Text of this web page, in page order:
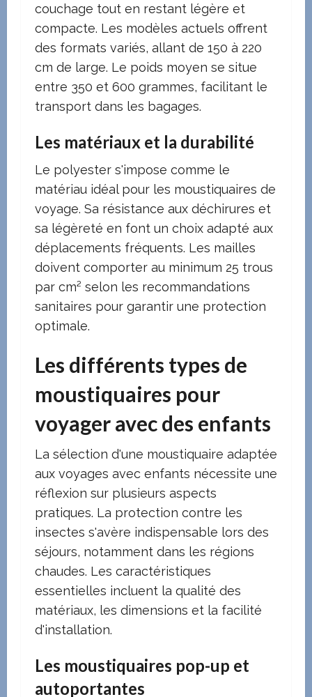
couchage tout en restant légère et
compacte. Les modèles actuels offrent
des formats variés, allant de 150 à 220
cm de large. Le poids moyen se situe
entre 350 et 600 grammes, facilitant le
transport dans les bagages.
Les matériaux et la durabilité
Le polyester s'impose comme le
matériau idéal pour les moustiquaires de
voyage. Sa résistance aux déchirures et
sa légèreté en font un choix adapté aux
déplacements fréquents. Les mailles
doivent comporter au minimum 25 trous
par cm² selon les recommandations
sanitaires pour garantir une protection
optimale.
Les différents types de
moustiquaires pour
voyager avec des enfants
La sélection d'une moustiquaire adaptée
aux voyages avec enfants nécessite une
réflexion sur plusieurs aspects
pratiques. La protection contre les
insectes s'avère indispensable lors des
séjours, notamment dans les régions
chaudes. Les caractéristiques
essentielles incluent la qualité des
matériaux, les dimensions et la facilité
d'installation.
Les moustiquaires pop-up et
autoportantes